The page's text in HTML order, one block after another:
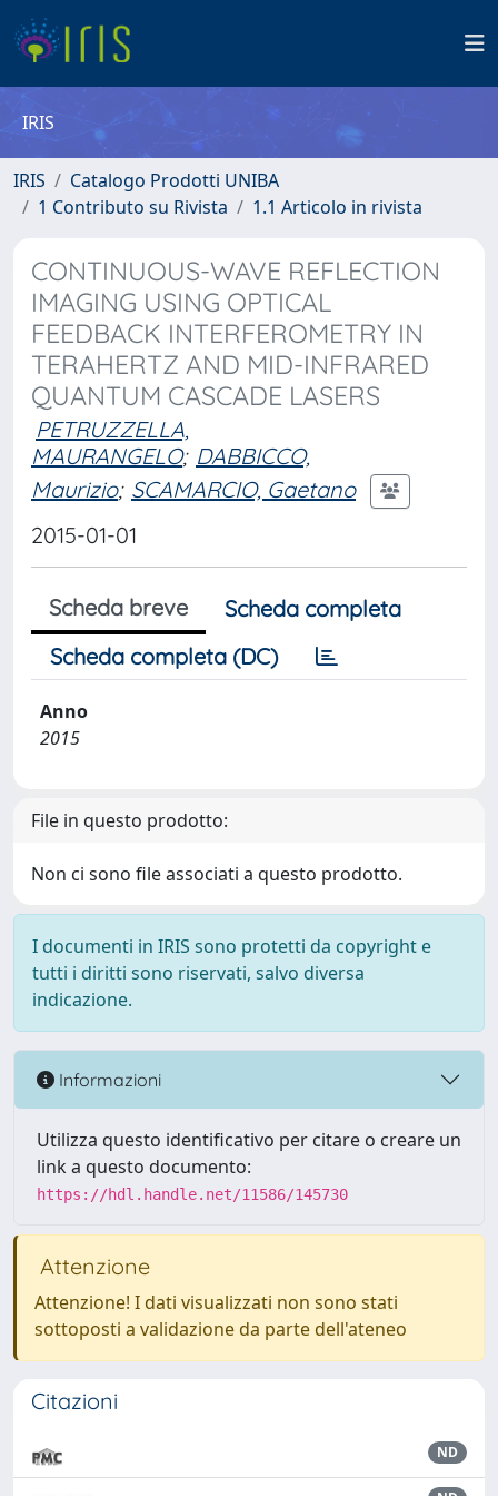
IRIS
IRIS
Catalogo Prodotti UNIBA
1 Contributo su Rivista
1.1 Articolo in rivista
CONTINUOUS-WAVE REFLECTION
IMAGING USING OPTICAL
FEEDBACK INTERFEROMETRY IN
TERAHERTZ AND MID-INFRARED
QUANTUM CASCADE LASERS
PETRUZZELLA,
MAURANGELO; DABBICCO,
Maurizio; SCAMARCIO, Gaetano
2015-01-01
Scheda breve
Scheda completa
Scheda completa (DC)
Anno
2015
File in questo prodotto:
Non ci sono file associati a questo prodotto.
I documenti in IRIS sono protetti da copyright e
tutti i diritti sono riservati, salvo diversa
indicazione.
Informazioni
Utilizza questo identificativo per citare o creare un
link a questo documento:
https://hdl.handle.net/11586/145730
Attenzione
Attenzione! I dati visualizzati non sono stati
sottoposti a validazione da parte dell'ateneo
Citazioni
ND